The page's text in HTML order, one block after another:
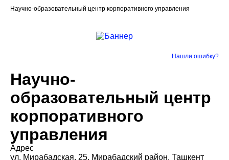
Научно-образовательный центр корпоративного управления
Нашли ошибку?
Научно-
образовательный центр
корпоративного
управления
Адрес
ул. Мирабадская, 25, Мирабадский район, Ташкент